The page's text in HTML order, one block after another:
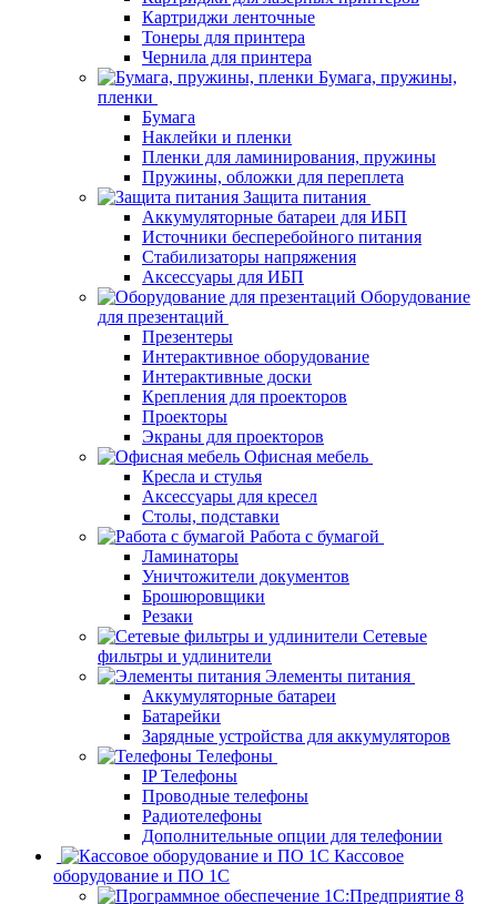
Картриджи ленточные
Тонеры для принтера
Чернила для принтера
Бумага, пружины,
пленки
Бумага
Наклейки и пленки
Пленки для ламинирования, пружины
Пружины, обложки для переплета
Защита питания
Аккумуляторные батареи для ИБП
Источники бесперебойного питания
Стабилизаторы напряжения
Аксессуары для ИБП
Оборудование
для презентаций
Презентеры
Интерактивное оборудование
Интерактивные доски
Крепления для проекторов
Проекторы
Экраны для проекторов
Офисная мебель
Кресла и стулья
Аксессуары для кресел
Столы, подставки
Работа с бумагой
Ламинаторы
Уничтожители документов
Брошюровщики
Резаки
Сетевые
фильтры и удлинители
Элементы питания
Аккумуляторные батареи
Батарейки
Зарядные устройства для аккумуляторов
Телефоны
IP Телефоны
Проводные телефоны
Радиотелефоны
Дополнительные опции для телефонии
Кассовое
оборудование и ПО 1С